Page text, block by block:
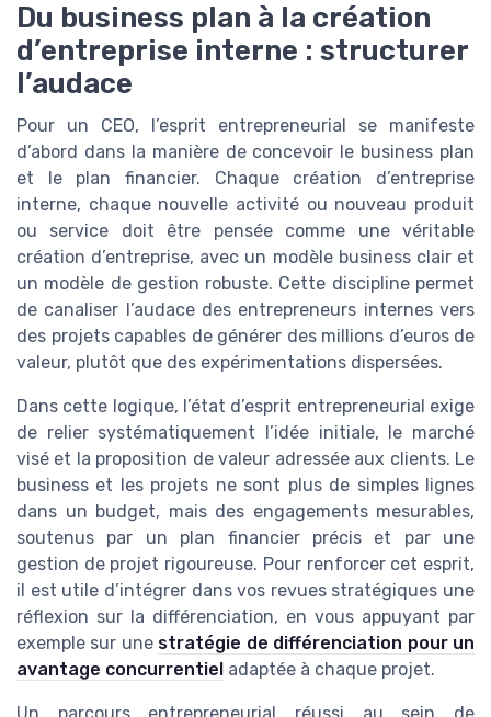
Du business plan à la création
d’entreprise interne : structurer
l’audace
Pour un CEO, l’esprit entrepreneurial se manifeste
d’abord dans la manière de concevoir le business plan
et le plan financier. Chaque création d’entreprise
interne, chaque nouvelle activité ou nouveau produit
ou service doit être pensée comme une véritable
création d’entreprise, avec un modèle business clair et
un modèle de gestion robuste. Cette discipline permet
de canaliser l’audace des entrepreneurs internes vers
des projets capables de générer des millions d’euros de
valeur, plutôt que des expérimentations dispersées.
Dans cette logique, l’état d’esprit entrepreneurial exige
de relier systématiquement l’idée initiale, le marché
visé et la proposition de valeur adressée aux clients. Le
business et les projets ne sont plus de simples lignes
dans un budget, mais des engagements mesurables,
soutenus par un plan financier précis et par une
gestion de projet rigoureuse. Pour renforcer cet esprit,
il est utile d’intégrer dans vos revues stratégiques une
réflexion sur la différenciation, en vous appuyant par
exemple sur une stratégie de différenciation pour un
avantage concurrentiel adaptée à chaque projet.